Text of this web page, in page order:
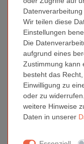
Ejector CD
Wir teilen diese
Einstellungen
Die
aufgrund eines
Zustimmung kann
besteht das
Einwilligung zu
oder zu
weitere Hinweise
Daten in unserer